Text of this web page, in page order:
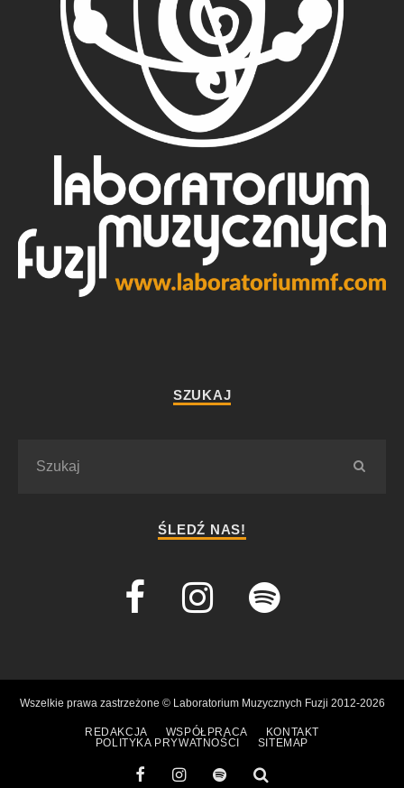
SZUKAJ
ŚLEDŹ NAS!
Wszelkie prawa zastrzeżone © Laboratorium Muzycznych Fuzji 2012-2026
REDAKCJA WSPÓŁPRACA
KONTAKT
POLITYKA PRYWATNOŚCI
SITEMAP